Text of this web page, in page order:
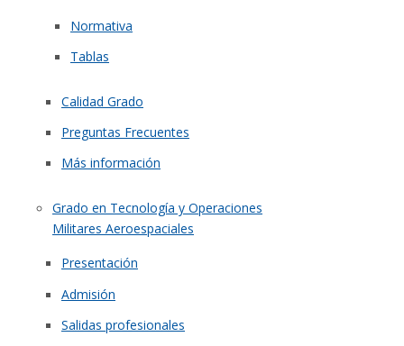
Normativa
Tablas
Calidad Grado
Preguntas Frecuentes
Más información
Grado en Tecnología y Operaciones
Militares Aeroespaciales
Presentación
Admisión
Salidas profesionales